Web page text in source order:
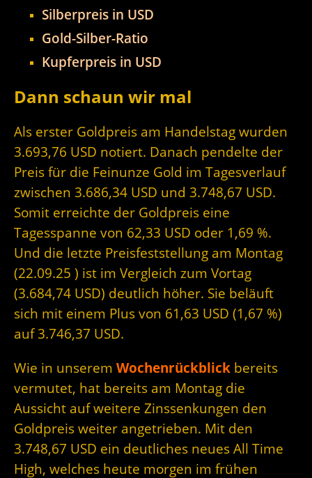
Silberpreis in USD
Gold-Silber-Ratio
Kupferpreis in USD
Dann schaun wir mal
Als erster Goldpreis am Handelstag wurden
3.693,76 USD notiert. Danach pendelte der
Preis für die Feinunze Gold im Tagesverlauf
zwischen 3.686,34 USD und 3.748,67 USD.
Somit erreichte der Goldpreis eine
Tagesspanne von 62,33 USD oder 1,69 %.
Und die letzte Preisfeststellung am Montag
(22.09.25 ) ist im Vergleich zum Vortag
(3.684,74 USD) deutlich höher. Sie beläuft
sich mit einem Plus von 61,63 USD (1,67 %)
auf 3.746,37 USD.
Wie in unserem Wochenrückblick bereits
vermutet, hat bereits am Montag die
Aussicht auf weitere Zinssenkungen den
Goldpreis weiter angetrieben. Mit den
3.748,67 USD ein deutliches neues All Time
High, welches heute morgen im frühen